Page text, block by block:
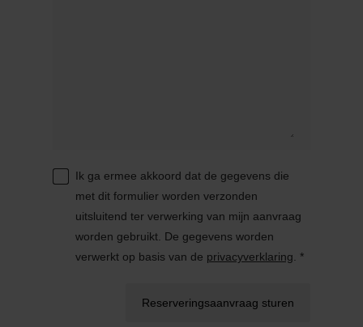
Ik ga ermee akkoord dat de gegevens die
met dit formulier worden verzonden
uitsluitend ter verwerking van mijn aanvraag
worden gebruikt. De gegevens worden
verwerkt op basis van de privacyverklaring . *
Reserveringsaanvraag sturen